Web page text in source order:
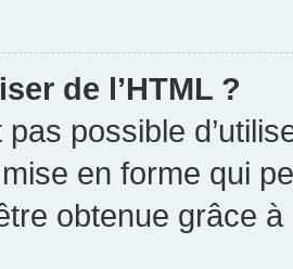
de l’HTML ?
pas possible
en forme qui
obtenue grâce à